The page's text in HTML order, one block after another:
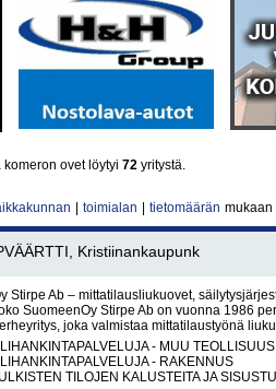
komeron ovet löytyi 72 yritystä.
toimialan tietomäärän mukaan
Kristiinankaupunk
Stirpe Ab – mittatilausliukuovet,
SuomeenOy Stirpe Ab on vuonna 1986
joka valmistaa mittatilaustyönä
- MUU TEOLLISUUS
- RAKENNUS
TILOJEN KALUSTEITA JA